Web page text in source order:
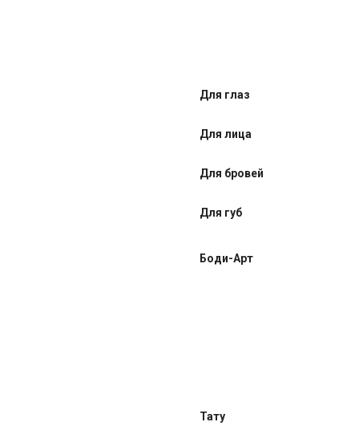
Для глаз
Для лица
Для бровей
Для губ
Боди-Арт
Тату